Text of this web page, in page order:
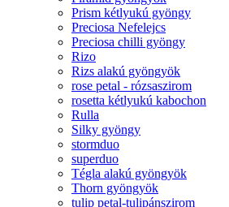
Prism kétlyukú gyöngy
Preciosa Nefelejcs
Preciosa chilli gyöngy
Rizo
Rizs alakú gyöngyök
rose petal - rózsaszirom
rosetta kétlyukú kabochon
Rulla
Silky gyöngy
stormduo
superduo
Tégla alakú gyöngyök
Thorn gyöngyök
tulip petal-tulipánszirom